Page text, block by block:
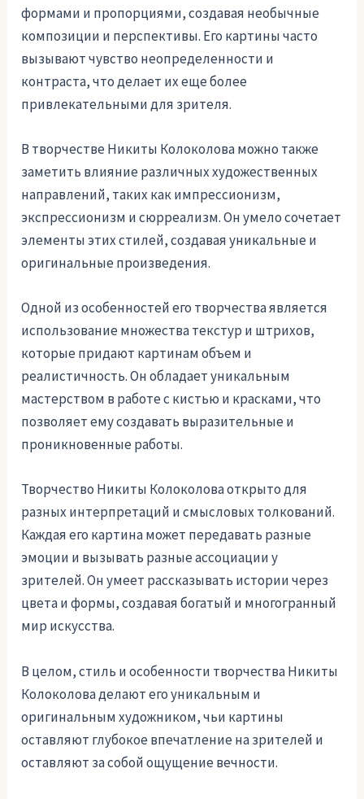
формами и пропорциями, создавая необычные
композиции и перспективы. Его картины часто
вызывают чувство неопределенности и
контраста, что делает их еще более
привлекательными для зрителя.
В творчестве Никиты Колоколова можно также
заметить влияние различных художественных
направлений, таких как импрессионизм,
экспрессионизм и сюрреализм. Он умело сочетает
элементы этих стилей, создавая уникальные и
оригинальные произведения.
Одной из особенностей его творчества является
использование множества текстур и штрихов,
которые придают картинам объем и
реалистичность. Он обладает уникальным
мастерством в работе с кистью и красками, что
позволяет ему создавать выразительные и
проникновенные работы.
Творчество Никиты Колоколова открыто для
разных интерпретаций и смысловых толкований.
Каждая его картина может передавать разные
эмоции и вызывать разные ассоциации у
зрителей. Он умеет рассказывать истории через
цвета и формы, создавая богатый и многогранный
мир искусства.
В целом, стиль и особенности творчества Никиты
Колоколова делают его уникальным и
оригинальным художником, чьи картины
оставляют глубокое впечатление на зрителей и
оставляют за собой ощущение вечности.